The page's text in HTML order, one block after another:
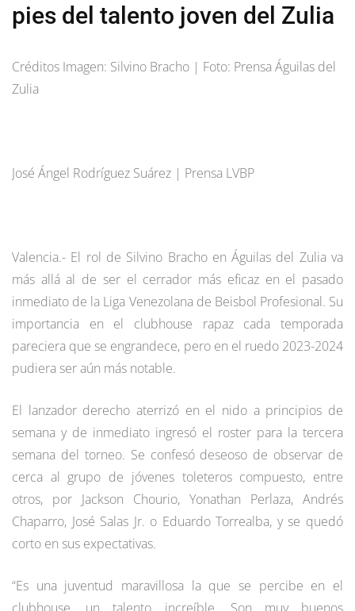
pies del talento joven del Zulia
Créditos Imagen: Silvino Bracho | Foto: Prensa Águilas del
Zulia
José Ángel Rodríguez Suárez | Prensa LVBP
Valencia.- El rol de Silvino Bracho en Águilas del Zulia va
más allá al de ser el cerrador más eficaz en el pasado
inmediato de la Liga Venezolana de Beisbol Profesional. Su
importancia en el clubhouse rapaz cada temporada
pareciera que se engrandece, pero en el ruedo 2023-2024
pudiera ser aún más notable.
El lanzador derecho aterrizó en el nido a principios de
semana y de inmediato ingresó el roster para la tercera
semana del torneo. Se confesó deseoso de observar de
cerca al grupo de jóvenes toleteros compuesto, entre
otros, por Jackson Chourio, Yonathan Perlaza, Andrés
Chaparro, José Salas Jr. o Eduardo Torrealba, y se quedó
corto en sus expectativas.
“Es una juventud maravillosa la que se percibe en el